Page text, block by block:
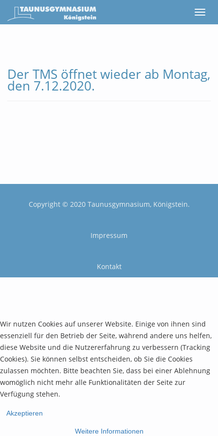
Der TMS öffnet wieder ab Montag,
den 7.12.2020.
Copyright © 2020 Taunusgymnasium, Königstein.
Impressum
Kontakt
Wir nutzen Cookies auf unserer Website. Einige von ihnen sind
essenziell für den Betrieb der Seite, während andere uns helfen,
diese Website und die Nutzererfahrung zu verbessern (Tracking
Cookies). Sie können selbst entscheiden, ob Sie die Cookies
zulassen möchten. Bitte beachten Sie, dass bei einer Ablehnung
womöglich nicht mehr alle Funktionalitäten der Seite zur
Verfügung stehen.
Akzeptieren
Weitere Informationen